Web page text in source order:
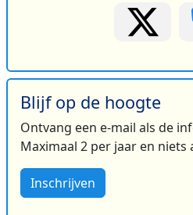
Blijf op de hoogte
Ontvang een e-mail als de
Maximaal 2 per jaar en niets
Inschrijven